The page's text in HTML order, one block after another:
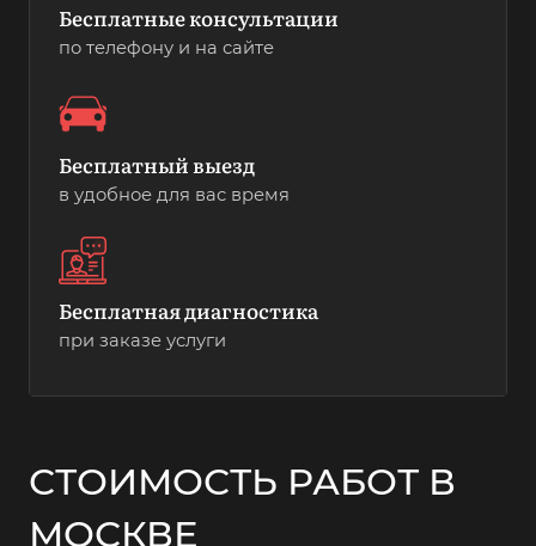
Бесплатные консультации
по телефону и на сайте
Бесплатный выезд
в удобное для вас время
Бесплатная диагностика
при заказе услуги
СТОИМОСТЬ РАБОТ В
МОСКВЕ